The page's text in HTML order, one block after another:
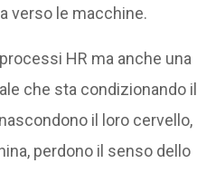
verso le macchine.
HR ma anche una
che sta condizionando il
il loro cervello,
perdono il senso dello